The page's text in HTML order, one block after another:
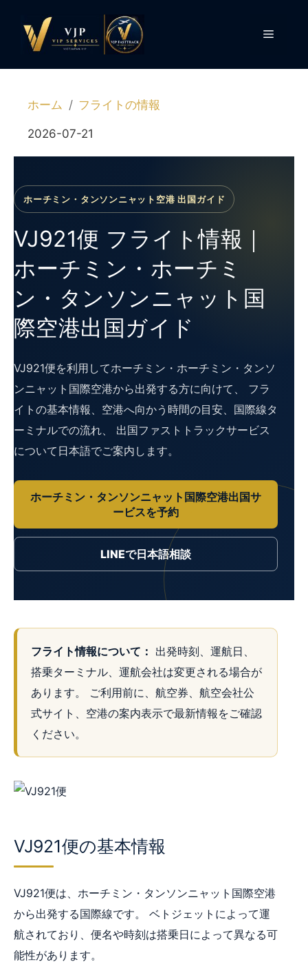
メ
ー
ホーム フライトの情報
2026-07-21
ホーチミン・タンソンニャット空港 出国ガイド
VJ921便 フライト情報｜
ホーチミン・ホーチミ
ン・タンソンニャット国
際空港出国ガイド
VJ921便を利用してホーチミン・ホーチミン・タンソ
ンニャット国際空港から出発する方に向けて、 フラ
イトの基本情報、空港へ向かう時間の目安、国際線タ
ーミナルでの流れ、 出国ファストトラックサービス
について日本語でご案内します。
ホーチミン・タンソンニャット国際空港出国サ
ービスを予約
LINEで日本語相談
フライト情報について： 出発時刻、運航日、
搭乗ターミナル、運航会社は変更される場合が
あります。 ご利用前に、航空券、航空会社公
式サイト、空港の案内表示で最新情報をご確認
ください。
VJ921便の基本情報
VJ921便は、ホーチミン・タンソンニャット国際空港
から出発する国際線です。 ベトジェットによって運
航されており、便名や時刻は搭乗日によって異なる可
能性があります。